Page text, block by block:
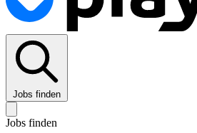
Jobs finden
Jobs finden